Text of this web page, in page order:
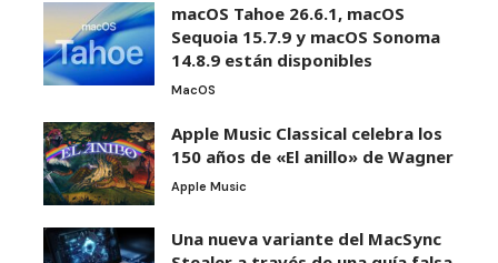
macOS Tahoe 26.6.1, macOS
Sequoia 15.7.9 y macOS Sonoma
14.8.9 están disponibles
MacOS
Apple Music Classical celebra los
150 años de «El anillo» de Wagner
Apple Music
Una nueva variante del MacSync